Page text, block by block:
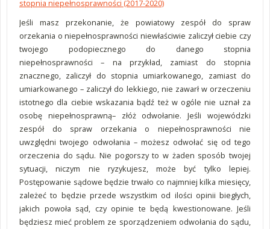
stopnia niepełnosprawności (2017-2020)
Jeśli masz przekonanie, że powiatowy zespół do spraw
orzekania o niepełnosprawności niewłaściwie zaliczył ciebie czy
twojego podopiecznego do danego stopnia
niepełnosprawności – na przykład, zamiast do stopnia
znacznego, zaliczył do stopnia umiarkowanego, zamiast do
umiarkowanego – zaliczył do lekkiego, nie zawarł w orzeczeniu
istotnego dla ciebie wskazania bądź też w ogóle nie uznał za
osobę niepełnosprawną– złóż odwołanie. Jeśli wojewódzki
zespół do spraw orzekania o niepełnosprawności nie
uwzględni twojego odwołania – możesz odwołać się od tego
orzeczenia do sądu. Nie pogorszy to w żaden sposób twojej
sytuacji, niczym nie ryzykujesz, może być tylko lepiej.
Postępowanie sądowe będzie trwało co najmniej kilka miesięcy,
zależeć to będzie przede wszystkim od ilości opinii biegłych,
jakich powoła sąd, czy opinie te będą kwestionowane. Jeśli
będziesz mieć problem ze sporządzeniem odwołania do sądu,